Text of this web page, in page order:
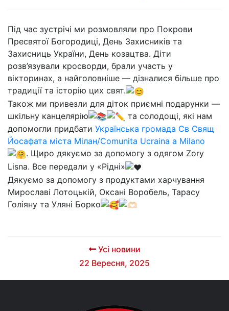
Під час зустрічі ми розмовляли про Покрови
Пресвятої Богородиці, День Захисників та
Захисниць України, День козацтва. Діти
розв’язували кросворди, брали участь у
вікторинах, а найголовніше — дізналися більше про
традиції та історію цих свят.
Також ми привезли для діток приємні подарунки —
шкільну канцелярію
та солодощі, які нам
допомогли придбати Українська громада Св Свящ
Йосафата міста Мілан/Comunita Ucraina a Milano
. Щиро дякуємо за допомогу з одягом Zory
Lisna. Все передали у «Рідні»
Дякуємо за допомогу з продуктами харчування
Мирославі Лотоцькій, Оксані Воробель, Тарасу
Голіяну та Уляні Борко
Усі новини
22 Вересня, 2025